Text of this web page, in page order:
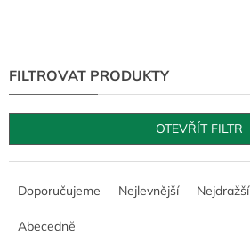
OTEVŘÍT FILTR
Doporučujeme Nejlevnější Nejdražší
Abecedně